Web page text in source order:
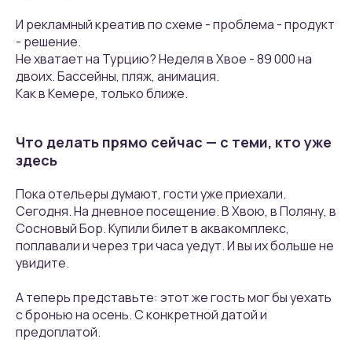
И рекламный креатив по схеме - проблема - продукт
- решение.
Не хватает на Турцию? Неделя в Хвое - 89 000 на
двоих. Бассейны, пляж, анимация.
Как в Кемере, только ближе.
Что делать прямо сейчас — с теми, кто уже
здесь
Пока отельеры думают, гости уже приехали.
Сегодня. На дневное посещение. В Хвою, в Поляну, в
Сосновый Бор. Купили билет в аквакомплекс,
поплавали и через три часа уедут. И вы их больше не
увидите.
А теперь представьте: этот же гость мог бы уехать
с бронью на осень. С конкретной датой и
предоплатой.